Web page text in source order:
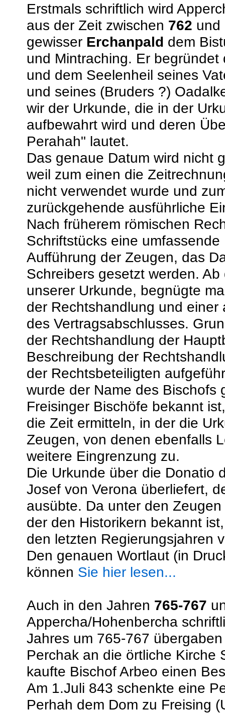
Erstmals schriftlich wird
aus der Zeit zwischen 762
gewisser Erchanpald dem
und Mintraching. Er
und dem Seelenheil seines
und seines (Bruders ?)
wir der Urkunde, die in der
aufbewahrt wird und deren
Perahah" lautet.
Das genaue Datum wird nicht
weil zum einen die
nicht verwendet wurde und
zurückgehende ausführliche
Nach früherem römischen
Schriftstücks eine
Aufführung der Zeugen, das
Schreibers gesetzt werden.
unserer Urkunde, begnügte
der Rechtshandlung und
des Vertragsabschlusses.
der Rechtshandlung der
Beschreibung der
der Rechtsbeteiligten
wurde der Name des Bischofs
Freisinger Bischöfe bekannt
die Zeit ermitteln, in der die
Zeugen, von denen ebenfalls
weitere Eingrenzung zu.
Die Urkunde über die Donatio
Josef von Verona überliefert,
ausübte. Da unter den
der den Historikern bekannt
den letzten Regierungsjahren
Den genauen Wortlaut (in
können Sie hier lesen...
Auch in den Jahren 765-767
Appercha/Hohenbercha
Jahres um 765-767
Perchak an die örtliche Kirche
kaufte Bischof Arbeo einen
Am 1.Juli 843 schenkte eine
Perhah dem Dom zu Freising